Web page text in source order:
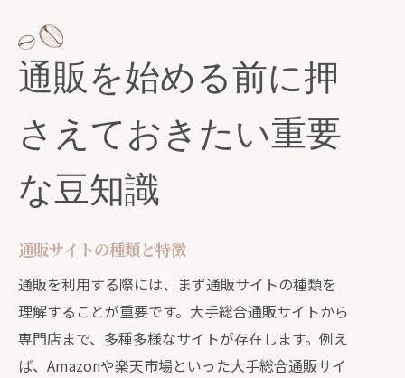
通販を始める前に押
さえておきたい重要
な豆知識
通販サイトの種類と特徴
通販を利用する際には、まず通販サイトの種類を
理解することが重要です。大手総合通販サイトから
専門店まで、多種多様なサイトが存在します。例え
ば、Amazonや楽天市場といった大手総合通販サイ